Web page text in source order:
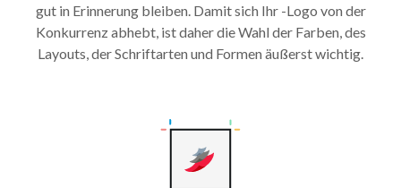
gut in Erinnerung bleiben. Damit sich Ihr -Logo von der
Konkurrenz abhebt, ist daher die Wahl der Farben, des
Layouts, der Schriftarten und Formen äußerst wichtig.